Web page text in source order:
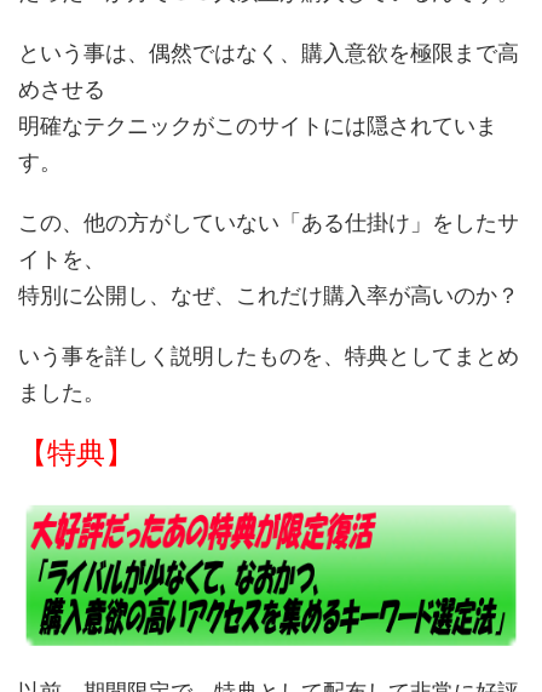
という事は、偶然ではなく、購入意欲を極限まで高
めさせる
明確なテクニックがこのサイトには隠されていま
す。
この、他の方がしていない「ある仕掛け」をしたサ
イトを、
特別に公開し、なぜ、これだけ購入率が高いのか？
いう事を詳しく説明したものを、特典としてまとめ
ました。
【特典】